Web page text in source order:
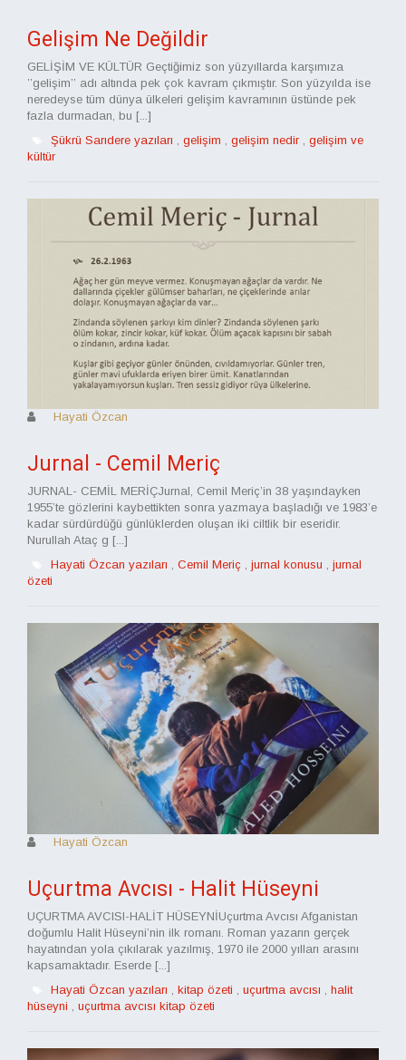
Gelişim Ne Değildir
GELİŞİM VE KÜLTÜR Geçtiğimiz son yüzyıllarda karşımıza
’’gelişim’’ adı altında pek çok kavram çıkmıştır. Son yüzyılda ise
neredeyse tüm dünya ülkeleri gelişim kavramının üstünde pek
fazla durmadan, bu [...]
Şükrü Sarıdere yazıları
gelişim gelişim nedir, gelişim ve
kültür
Hayati Özcan
Jurnal - Cemil Meriç
JURNAL- CEMİL MERİÇJurnal, Cemil Meriç’in 38 yaşındayken
1955’te gözlerini kaybettikten sonra yazmaya başladığı ve 1983’e
kadar sürdürdüğü günlüklerden oluşan iki ciltlik bir eseridir.
Nurullah Ataç g [...]
Hayati Özcan yazıları , Cemil Meriç , jurnal konusu , jurnal
özeti
Hayati Özcan
Uçurtma Avcısı - Halit Hüseyni
UÇURTMA AVCISI-HALİT HÜSEYNİUçurtma Avcısı Afganistan
doğumlu Halit Hüseyni’nin ilk romanı. Roman yazarın gerçek
hayatından yola çıkılarak yazılmış, 1970 ile 2000 yılları arasını
kapsamaktadır. Eserde [...]
Hayati Özcan yazıları , kitap özeti , uçurtma avcısı , halit
hüseyni , uçurtma avcısı kitap özeti